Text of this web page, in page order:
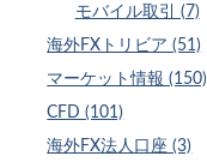
モバイル取引 (7)
海外FXトリビア (51)
マーケット情報 (150)
CFD (101)
海外FX法人口座 (3)